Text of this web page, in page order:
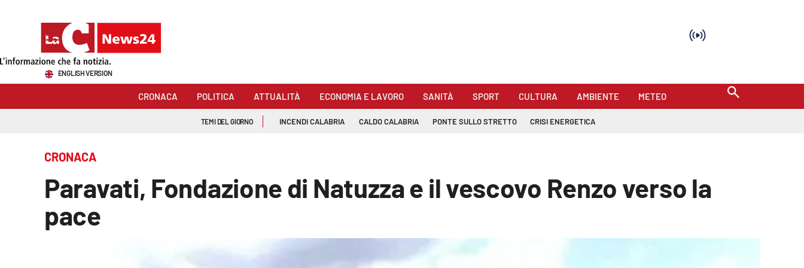
Sezioni
Economia e lavoro
ENGLISH VERSION
CRONACA POLITICA ATTUALITÀ ECONOMIA E LAVORO SANITÀ SPORT CULTURA AMBIENTE METEO
TEMI DEL GIORNO INCENDI CALABRIA CALDO CALABRIA PONTE SULLO STRETTO CRISI ENERGETICA
CRONACA
Paravati, Fondazione di Natuzza e il vescovo Renzo verso la
pace